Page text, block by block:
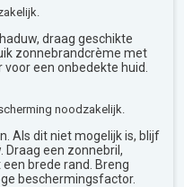
draag geschikte
zonnebrandcrème met
een onbedekte huid.
noodzakelijk.
Als dit niet mogelijk is, blijf
Draag een zonnebril,
brede rand. Breng
beschermingsfactor.